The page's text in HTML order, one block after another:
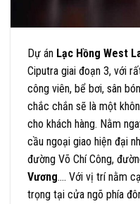
Dự án Lạc Hồng West
Ciputra giai đoạn 3, với
công viên, bể bơi, sân
chắc chắn sẽ là một
cho khách hàng. Nằm
cầu ngoại giao hiện đại
đường Võ Chí Công,
Vương…. Với vị trí nằm
trọng tại cửa ngõ phía